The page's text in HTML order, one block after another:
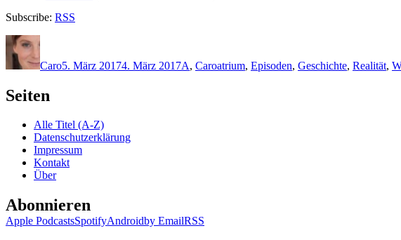
Subscribe: RSS
Autor
Caro5. März 20174. März 2017A, Caroatrium, Episoden, Geschichte, Realität,
Seiten
Alle Titel (A-Z)
Datenschutzerklärung
Impressum
Kontakt
Über
Abonnieren
Apple PodcastsSpotifyAndroidby EmailRSS